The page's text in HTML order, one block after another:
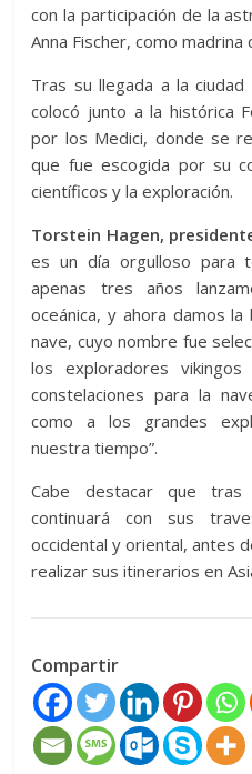
con la participación de la
Anna Fischer, como madrina
Tras su llegada a la
colocó junto a la histórica
por los Medici, donde se
que fue escogida por su
científicos y la exploración.
Torstein Hagen,
es un día orgulloso para
apenas tres años
oceánica, y ahora damos
nave, cuyo nombre fue
los exploradores
constelaciones para la
como a los grandes
nuestra tiempo”.
Cabe destacar que
continuará con sus
occidental y oriental, antes
realizar sus itinerarios en
Compartir